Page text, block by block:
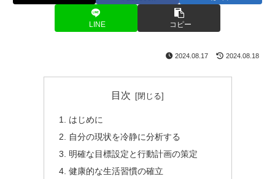
LINE コピー
2024.08.17 2024.08.18
目次
はじめに
自分の現状を冷静に分析する
明確な目標設定と行動計画の策定
健康的な生活習慣の確立